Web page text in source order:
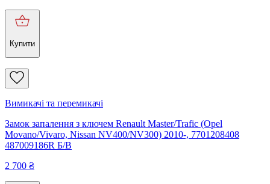
Купити
Вимикачі та перемикачі
Замок запалення з ключем Renault Master/Trafic (Opel
Movano/Vivaro, Nissan NV400/NV300) 2010-, 7701208408
487009186R Б/В
2 700 ₴